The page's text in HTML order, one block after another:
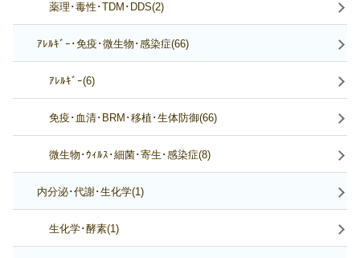
薬理･毒性･TDM･DDS(2)
ｱﾚﾙｷﾞｰ･免疫･微生物･感染症(66)
ｱﾚﾙｷﾞｰ(6)
免疫･血清･BRM･移植･生体防御(66)
微生物･ｳｨﾙｽ･細菌･寄生･感染症(8)
内分泌･代謝･生化学(1)
生化学･酵素(1)